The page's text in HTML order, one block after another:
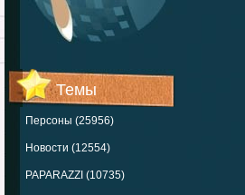
Темы
Персоны (25956)
Новости (12554)
PAPARAZZI (10735)